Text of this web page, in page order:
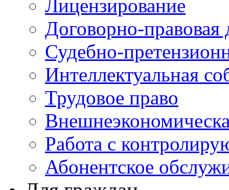
Лицензирование
Договорно-правовая
Судебно-
Интеллектуальная
Трудовое право
Работа с
Абонентское